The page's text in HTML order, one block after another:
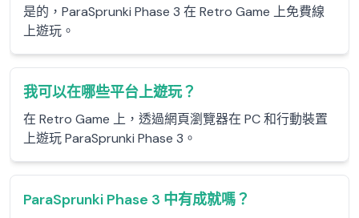
是的，ParaSprunki Phase 3 在 Retro Game 上免費線
上遊玩。
我可以在哪些平台上遊玩？
在 Retro Game 上，透過網頁瀏覽器在 PC 和行動裝置
上遊玩 ParaSprunki Phase 3。
ParaSprunki Phase 3 中有成就嗎？